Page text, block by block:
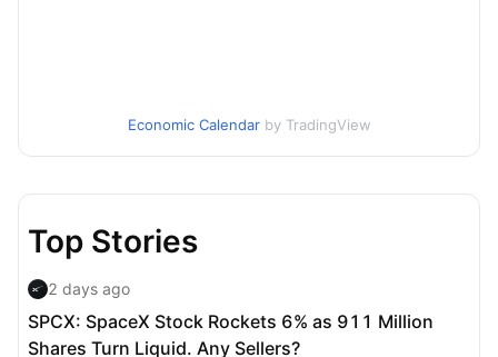
Economic Calendar by TradingView